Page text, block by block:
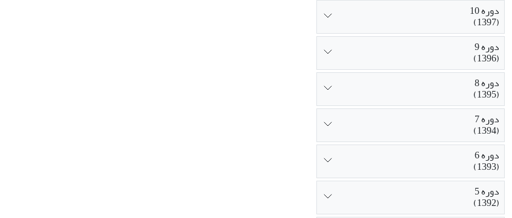
دوره 10
(1397)
دوره 9
(1396)
دوره 8
(1395)
دوره 7
(1394)
دوره 6
(1393)
دوره 5
(1392)